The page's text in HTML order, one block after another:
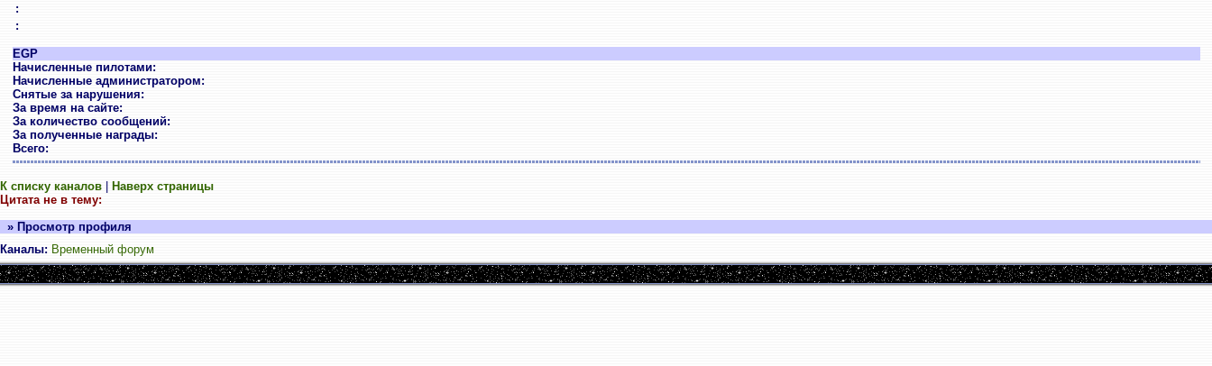
:
:
EGP
Начисленные пилотами:
Начисленные администратором:
Снятые за нарушения:
За время на сайте:
За количество сообщений:
За полученные награды:
Всего:
К списку каналов
Наверх страницы
Цитата не в тему:
» Просмотр профиля
Каналы: Временный форум